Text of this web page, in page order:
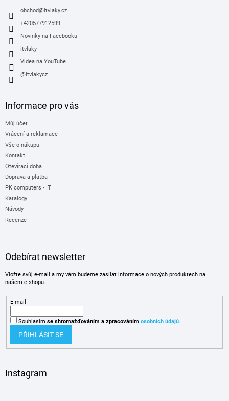
obchod@itvlaky.cz
+420577912599
Novinky na Facebooku
itvlaky
Videa na YouTube
@itvlakycz
Informace pro vás
Můj účet
Vrácení a reklamace
Vše o nákupu
Kontakt
Otevírací doba
Doprava a platba
PK computers - IT
Katalogy
Návody
Recenze
Odebírat newsletter
Vložte svůj e-mail a my vám budeme zasílat informace o nových produktech na
našem e-shopu.
E-mail
Souhlasím se shromažďováním a zpracováním osobních údajů.
PŘIHLÁSIT SE
Instagram